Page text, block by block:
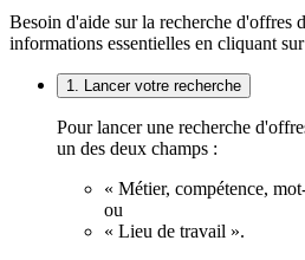
Besoin d'aide sur la recherche d'offres
informations essentielles en cliquant
1. Lancer votre recherche
Pour lancer une recherche
un des deux champs :
« Métier, compétence,
ou
« Lieu de travail ».